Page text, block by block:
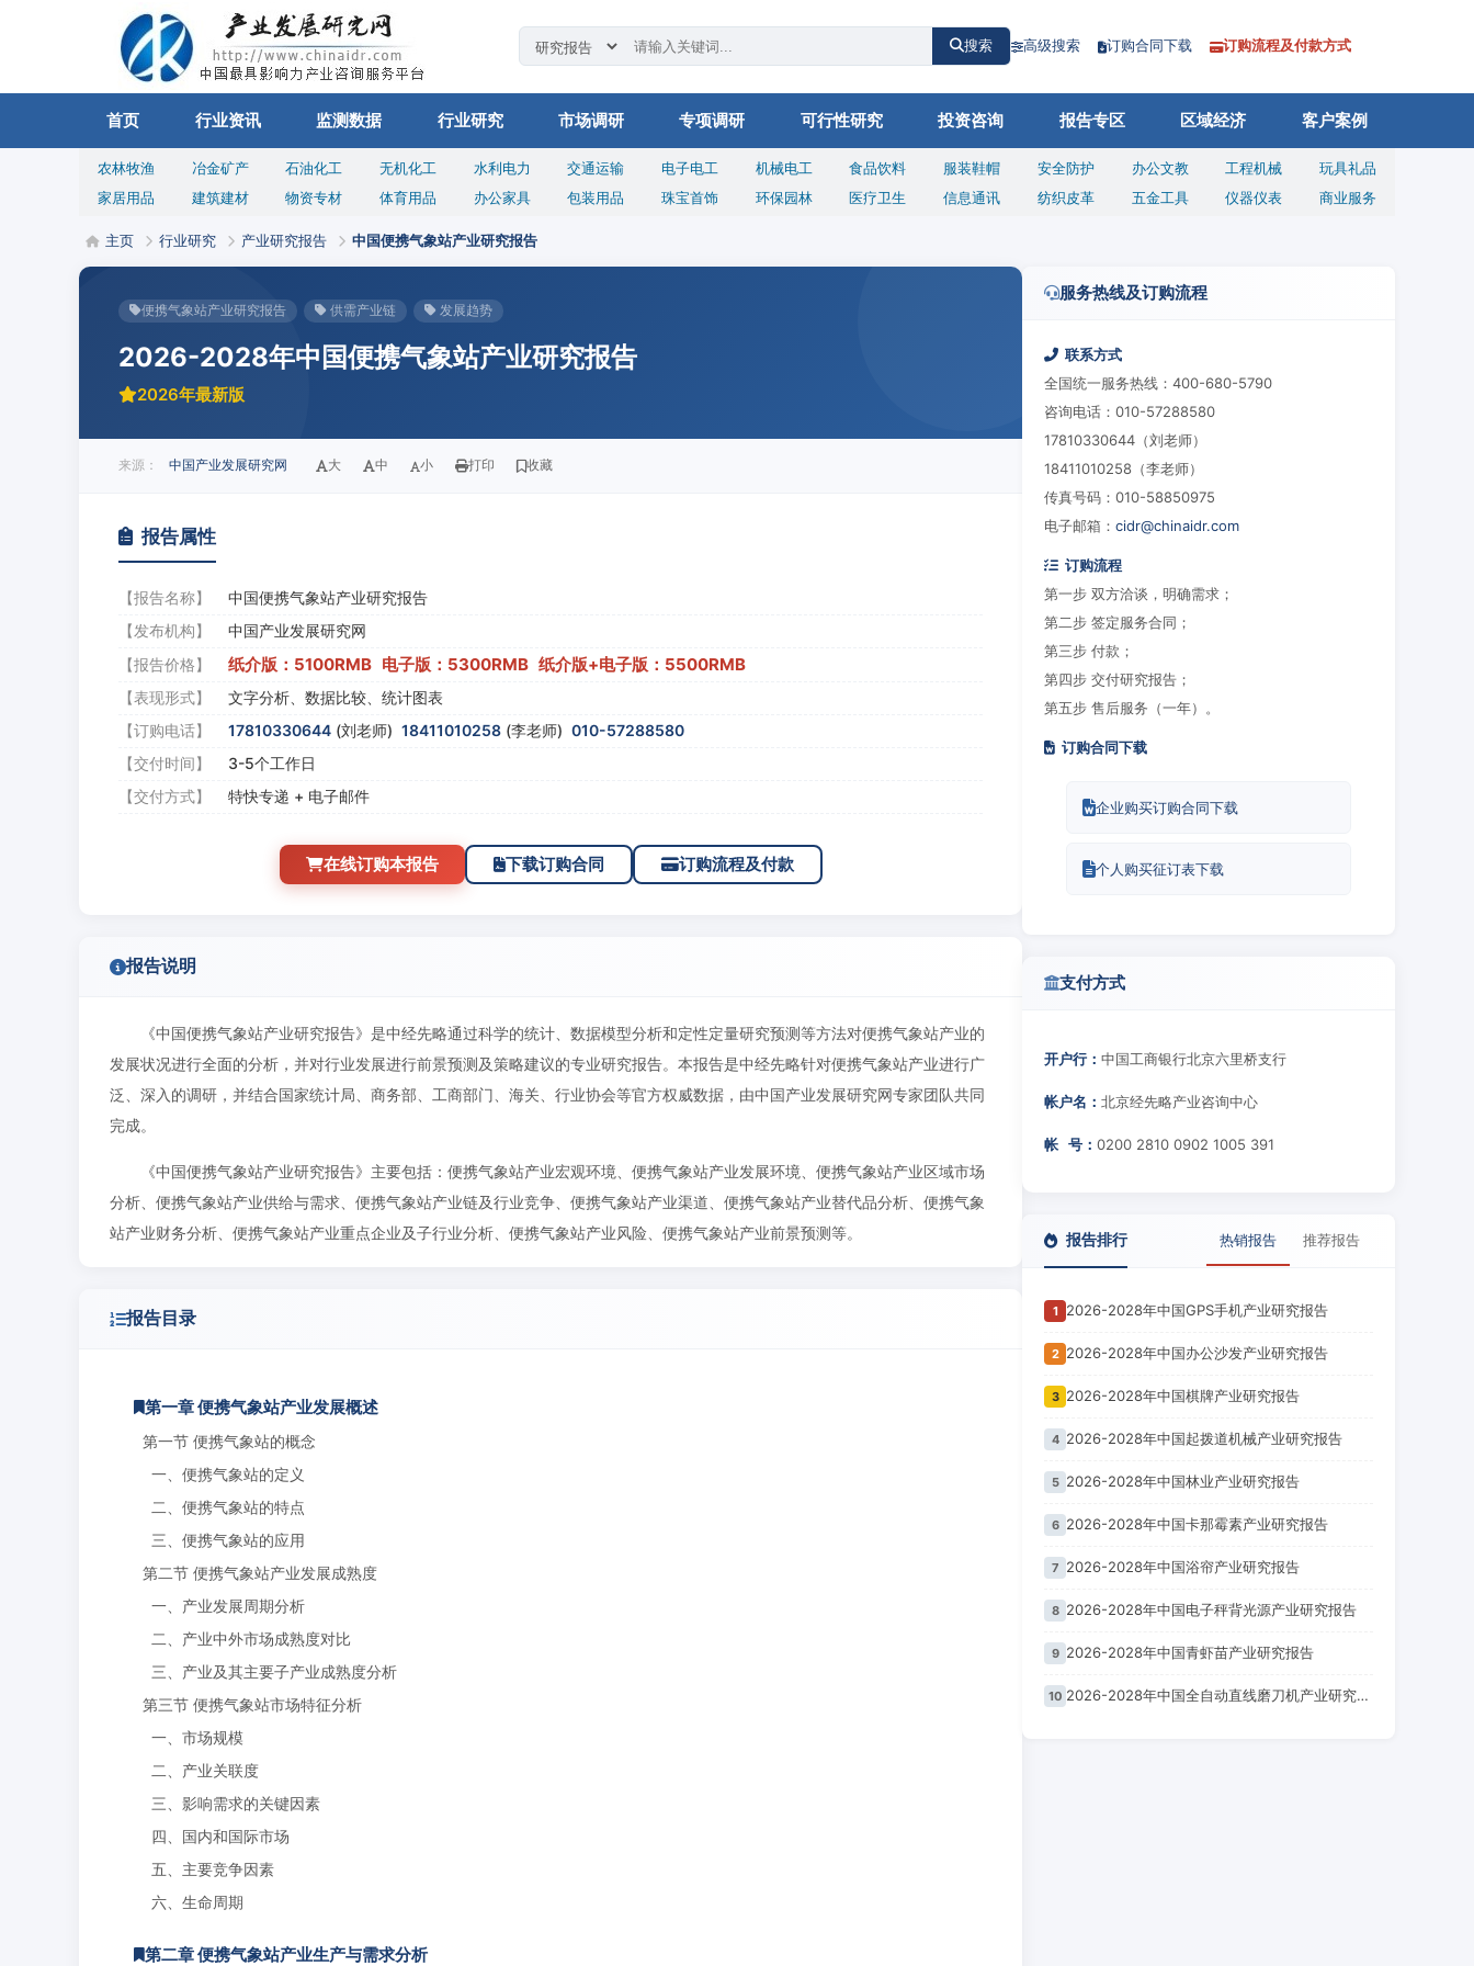
搜索 高级搜索 订购合同下载 订购流程及付款方式
首页 行业资讯 监测数据 行业研究 市场调研 专项调研 可行性研究 投资咨询 报告专区 区域经济 客户案例
农林牧渔 冶金矿产 石油化工 无机化工 水利电力 交通运输 电子电工 机械电工 食品饮料 服装鞋帽 安全防护 办公文教 工程机械
玩具礼品
家居用品
建筑建材 物资专材 体育用品 办公家具 包装用品 珠宝首饰 环保园林 医疗卫生 信息通讯 纺织皮革 五金工具 仪器仪表 商业服务
主页 行业研究 产业研究报告 中国便携气象站产业研究报告
便携气象站产业研究报告 供需产业链 发展趋势
2026-2028年中国便携气象站产业研究报告
2026年最新版
来源： 中国产业发展研究网 大 中 小 打印 收藏
报告属性
【报告名称】
中国便携气象站产业研究报告
【发布机构】
中国产业发展研究网
【报告价格】
纸介版：5100RMB 电子版：5300RMB 纸介版+电子版：5500RMB
【表现形式】
文字分析、数据比较、统计图表
【订购电话】
17810330644 (刘老师) 18411010258 (李老师) 010-57288580
【交付时间】
3-5个工作日
【交付方式】
特快专递 + 电子邮件
在线订购本报告 下载订购合同 订购流程及付款
报告说明
《中国便携气象站产业研究报告》是中经先略通过科学的统计、数据模型分析和定性定量研究预测等方法对便携气象站产业的
发展状况进行全面的分析，并对行业发展进行前景预测及策略建议的专业研究报告。本报告是中经先略针对便携气象站产业进行广
泛、深入的调研，并结合国家统计局、商务部、工商部门、海关、行业协会等官方权威数据，由中国产业发展研究网专家团队共同
完成。
《中国便携气象站产业研究报告》主要包括：便携气象站产业宏观环境、便携气象站产业发展环境、便携气象站产业区域市场
分析、便携气象站产业供给与需求、便携气象站产业链及行业竞争、便携气象站产业渠道、便携气象站产业替代品分析、便携气象
站产业财务分析、便携气象站产业重点企业及子行业分析、便携气象站产业风险、便携气象站产业前景预测等。
报告目录
第一章 便携气象站产业发展概述
第一节 便携气象站的概念
一、便携气象站的定义
二、便携气象站的特点
三、便携气象站的应用
第二节 便携气象站产业发展成熟度
一、产业发展周期分析
二、产业中外市场成熟度对比
三、产业及其主要子产业成熟度分析
第三节 便携气象站市场特征分析
一、市场规模
二、产业关联度
三、影响需求的关键因素
四、国内和国际市场
五、主要竞争因素
六、生命周期
第二章 便携气象站产业生产与需求分析
服务热线及订购流程
联系方式
全国统一服务热线：400-680-5790
咨询电话：010-57288580
17810330644（刘老师）
18411010258（李老师）
传真号码：010-58850975
电子邮箱： cidr@chinaidr.com
订购流程
第一步 双方洽谈，明确需求；
第二步 签定服务合同；
第三步 付款；
第四步 交付研究报告；
第五步 售后服务（一年）。
订购合同下载
企业购买订购合同下载
个人购买征订表下载
支付方式
开户行： 中国工商银行北京六里桥支行
帐户名： 北京经先略产业咨询中心
帐 号： 0200 2810 0902 1005 391
报告排行 热销报告 推荐报告
1 2026-2028年中国GPS手机产业研究报告
2 2026-2028年中国办公沙发产业研究报告
3 2026-2028年中国棋牌产业研究报告
4 2026-2028年中国起拨道机械产业研究报告
5 2026-2028年中国林业产业研究报告
6 2026-2028年中国卡那霉素产业研究报告
7 2026-2028年中国浴帘产业研究报告
8 2026-2028年中国电子秤背光源产业研究报告
9 2026-2028年中国青虾苗产业研究报告
10 2026-2028年中国全自动直线磨刀机产业研究报告